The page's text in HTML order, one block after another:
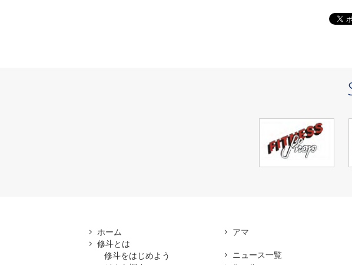
ホーム
修斗とは
修斗をはじめよう
アマ
ニュース一覧